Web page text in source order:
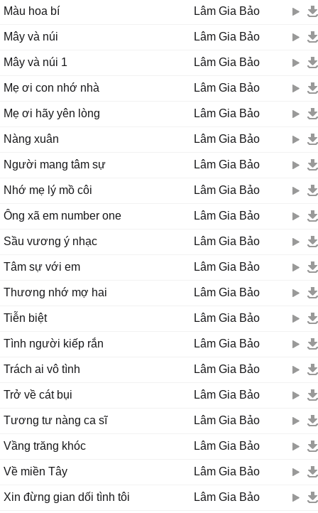
Màu hoa bí Lâm Gia Bảo
Mây và núi Lâm Gia Bảo
Mây và núi 1 Lâm Gia Bảo
Mẹ ơi con nhớ nhà Lâm Gia Bảo
Mẹ ơi hãy yên lòng Lâm Gia Bảo
Nàng xuân Lâm Gia Bảo
Người mang tâm sự Lâm Gia Bảo
Nhớ mẹ lý mồ côi Lâm Gia Bảo
Ông xã em number one Lâm Gia Bảo
Sầu vương ý nhạc Lâm Gia Bảo
Tâm sự với em Lâm Gia Bảo
Thương nhớ mợ hai Lâm Gia Bảo
Tiễn biệt Lâm Gia Bảo
Tình người kiếp rắn Lâm Gia Bảo
Trách ai vô tình Lâm Gia Bảo
Trở về cát bụi Lâm Gia Bảo
Tương tư nàng ca sĩ Lâm Gia Bảo
Vầng trăng khóc Lâm Gia Bảo
Về miền Tây Lâm Gia Bảo
Xin đừng gian dối tình tôi Lâm Gia Bảo